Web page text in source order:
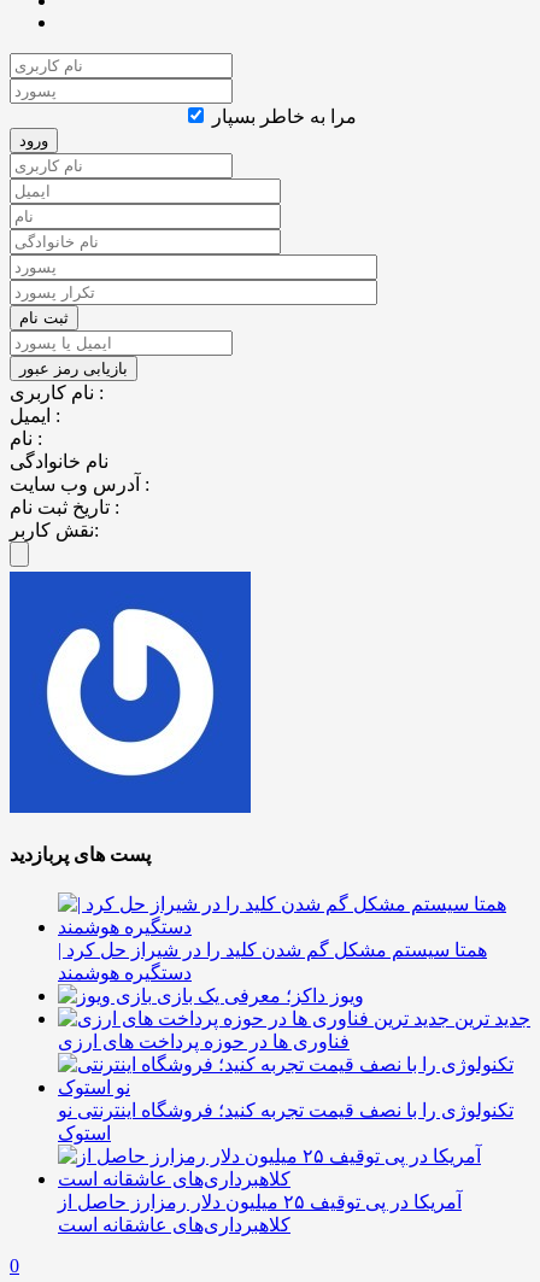
مرا به خاطر بسپار
نام کاربری :
ایمیل :
نام :
نام خانوادگی
آدرس وب سایت :
تاریخ ثبت نام :
نقش کاربر:
پست های پربازدید
همتا سیستم مشکل گم شدن کلید را در شیراز حل کرد |
دستگیره هوشمند
ویوز داکز؛ معرفی یک بازی
جدید ترین
فناوری ها در حوزه پرداخت های ارزی
تکنولوژی را با نصف قیمت تجربه کنید؛ فروشگاه اینترنتی نو
استوک
آمریکا در پی توقیف ۲۵ میلیون دلار رمزارز حاصل از
کلاهبرداری‌های عاشقانه است
0